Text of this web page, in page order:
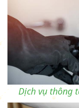
Dịch vụ thông